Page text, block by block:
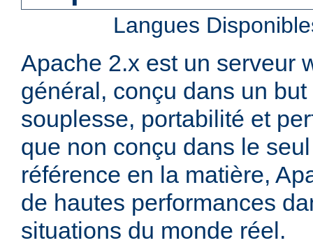
Langues
Apache 2.x est un serveur
général, conçu dans un
souplesse, portabilité et
que non conçu dans le
référence en la matière,
de hautes performances
situations du monde réel.